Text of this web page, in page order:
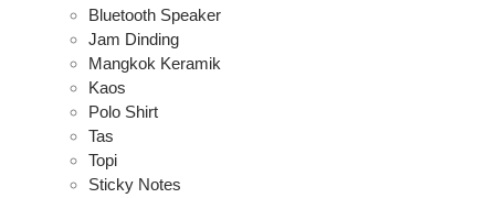
Bluetooth Speaker
Jam Dinding
Mangkok Keramik
Kaos
Polo Shirt
Tas
Topi
Sticky Notes